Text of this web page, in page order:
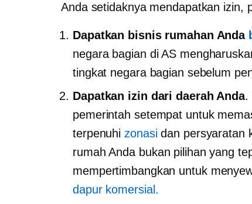
Anda setidaknya mendapatkan izin,
Dapatkan bisnis rumahan Anda
negara bagian di AS
tingkat negara bagian sebelum
Dapatkan izin dari daerah Anda.
pemerintah setempat untuk
terpenuhi zonasidan persyaratan
rumah Anda bukan pilihan yang
mempertimbangkan untuk
dapur komersial.